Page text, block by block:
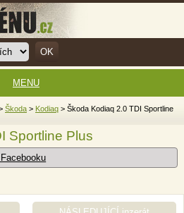
Škoda > Kodiaq > Škoda Kodiaq 2.0 TDI Sportline
Sportline Plus
MENU